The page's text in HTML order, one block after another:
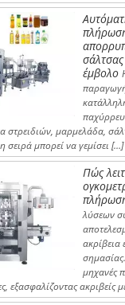
έμβολο
στρειδιών, μαρμελάδα,
σειρά μπορεί να γεμίσει […]
Πώς
λύσεων
ακρίβεια
μηχανές
εξασφαλίζοντας ακριβείς